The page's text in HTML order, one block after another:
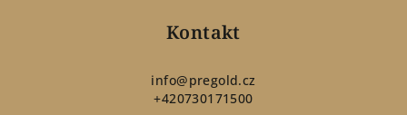
Kontakt
info@pregold.cz
+420730171500